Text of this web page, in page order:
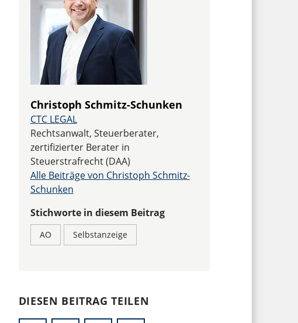
Christoph Schmitz-Schunken
CTC LEGAL
Rechtsanwalt, Steuerberater,
zertifizierter Berater in
Steuerstrafrecht (DAA)
Alle Beiträge von Christoph Schmitz-
Schunken
Stichworte in diesem Beitrag
AO Selbstanzeige
DIESEN BEITRAG TEILEN